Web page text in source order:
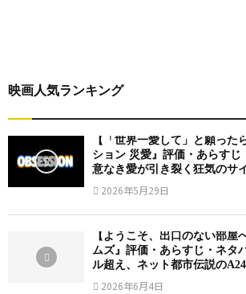
ー
送
り
映画人気ランキング
【「世界一愛して」と願った
ション 災愛』評価・あらすじ
意なき愛が引き裂く狂気のサ
2026年5月29日
【ようこそ、出口のない部屋
ムズ』評価・あらすじ・ネタ
ル超え、ネット都市伝説の
2026年6月4日